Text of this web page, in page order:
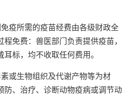
疫所需的疫苗经费由各级财政全
免费：兽医部门负责提供疫苗，
标，均不收取任何费用。
或生物组织及代谢产物等为材
、治疗、诊断动物疫病或调节动